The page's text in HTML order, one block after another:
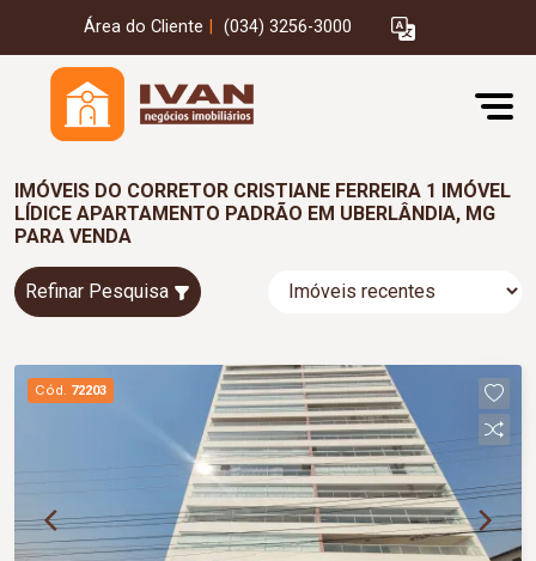
Área do Cliente (034) 3256-3000
IMÓVEIS DO CORRETOR CRISTIANE FERREIRA 1 IMÓVEL
LÍDICE APARTAMENTO PADRÃO EM UBERLÂNDIA, MG
PARA VENDA
Refinar Pesquisa
Cód. 72203